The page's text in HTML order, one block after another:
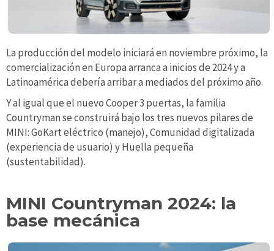
La producción del modelo iniciará en noviembre próximo, la
comercialización en Europa arranca a inicios de 2024 y a
Latinoamérica debería arribar a mediados del próximo año.
Y al igual que el nuevo Cooper 3 puertas, la familia
Countryman se construirá bajo los tres nuevos pilares de
MINI: GoKart eléctrico (manejo), Comunidad digitalizada
(experiencia de usuario) y Huella pequeña
(sustentabilidad).
MINI Countryman 2024: la
base mecánica